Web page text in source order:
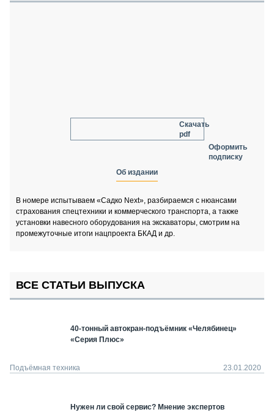
В номере испытываем «Садко Next», разбираемся с нюансами
страхования спецтехники и коммерческого транспорта, а также
установки навесного оборудования на экскаваторы, смотрим на
промежуточные итоги нацпроекта БКАД и др.
Скачать
pdf
Оформить
подписку
Об издании
ВСЕ СТАТЬИ ВЫПУСКА
40-тонный автокран-подъёмник «Челябинец»
«Серия Плюс»
Подъёмная техника 23.01.2020
Нужен ли свой сервис? Мнение экспертов